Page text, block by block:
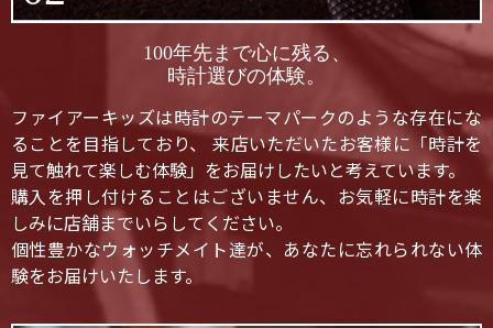
100年先まで心に残る、
時計選びの体験。
ファイアーキッズは時計のテーマパークのような存在にな
ることを目指しており、 来店いただいたお客様に「時計を
見て触れて楽しむ体験」をお届けしたいと考えています。
購入を押し付けることはございません、お気軽に時計を楽
しみに店舗までいらしてください。
個性豊かなウォッチメイト達が、あなたに忘れられない体
験をお届けいたします。